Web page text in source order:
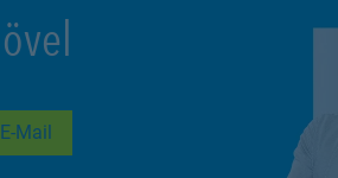
E-Mail
Opens in New Tab